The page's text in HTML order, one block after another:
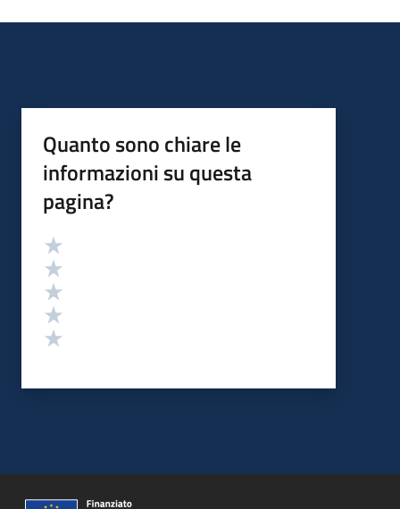
Quanto sono chiare le
informazioni su questa
pagina?
Valutazione